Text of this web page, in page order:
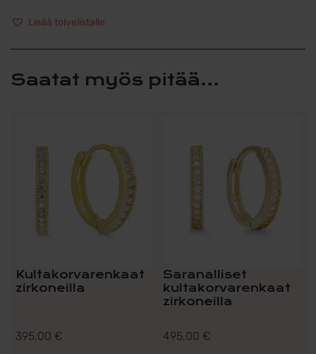
Lisää toivelistalle
Saatat myös pitää...
Kultakorvarenkaat
zirkoneilla
395,00 €
Saranalliset
kultakorvarenkaat
zirkoneilla
495,00 €